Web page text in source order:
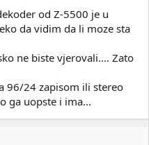
od Z-5500 je u
da vidim da li moze sta
ne biste vjerovali.... Zato
96/24 zapisom ili stereo
ga uopste i ima...